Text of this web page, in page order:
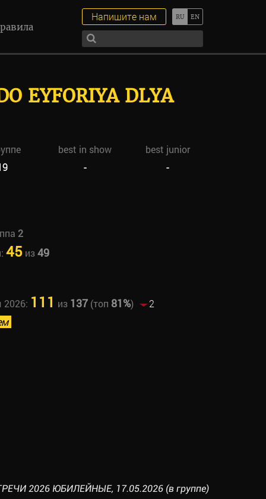
Напишите нам
EYFORIYA DLYA
best in show
best junior
- -
2
45из49
2026: 111 из 137(топ 81%)
2
2026 ЮБИЛЕЙНЫЕ, 17.05.2026 (в группе)